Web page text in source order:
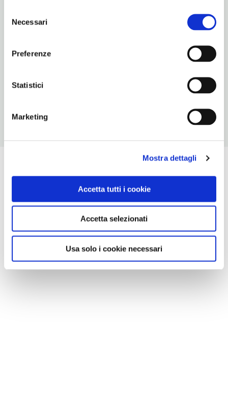
delNecessari
Preferenze
Statistici
Marketing
Mostra dettagli
Accetta tutti i cookie
Accetta selezionati
Usa solo i cookie necessari
Chiusura: giugno chiuso periodo variabile, ottobre chiuso
periodo variabile